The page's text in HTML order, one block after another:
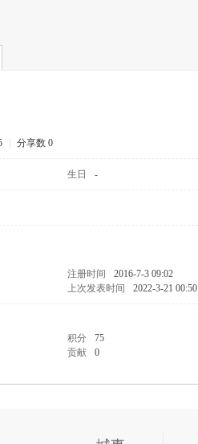
分享数 0
生日 -
注册时间 2016-7-3 09:02
上次发表时间 2022-3-21 00:50
积分 75
贡献 0